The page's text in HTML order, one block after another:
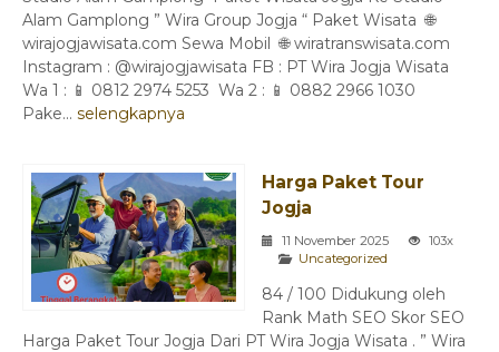
Alam Gamplong ” Wira Group Jogja “ Paket Wisata 🌐
wirajogjawisata.com Sewa Mobil 🌐 wiratranswisata.com
Instagram : @wirajogjawisata FB : PT Wira Jogja Wisata
Wa 1 : 📱 0812 2974 5253 Wa 2 : 📱 0882 2966 1030
Pake... selengkapnya
Harga Paket Tour
Jogja
11 November 2025
103x
Uncategorized
84 / 100 Didukung oleh
Rank Math SEO Skor SEO
Harga Paket Tour Jogja Dari PT Wira Jogja Wisata . ” Wira